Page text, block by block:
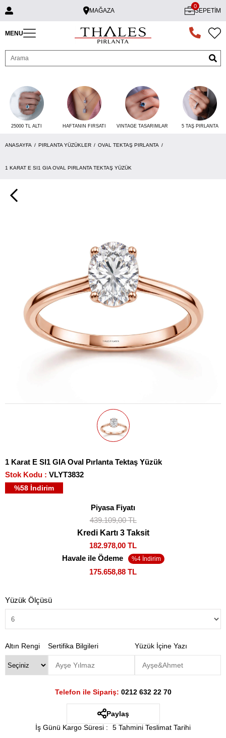
MAĞAZA SEPETIM
0
MENU
25000 TL ALTI HAFTANIN FIRSATI VINTAGE TASARIMLAR 5 TAŞ PIRLANTA
ANASAYFA PIRLANTA YÜZÜKLER OVAL TEKTAŞ PIRLANTA
1 KARAT E SI1 GIA OVAL PIRLANTA TEKTAŞ YÜZÜK
1 Karat E SI1 GIA Oval Pırlanta Tektaş Yüzük
Stok Kodu
VLYT3832
%58 İndirim
Piyasa Fiyatı
439.109,00 TL
Kredi Kartı 3 Taksit
182.978,00 TL
Havale ile Ödeme
175.658,88 TL
Yüzük Ölçüsü
Altın Rengi Sertifika Bilgileri Yüzük İçine Yazı
Telefon ile Sipariş: 0212 632 22 70
Paylaş
İş Günü Kargo Süresi :
5 Tahmini Teslimat Tarihi